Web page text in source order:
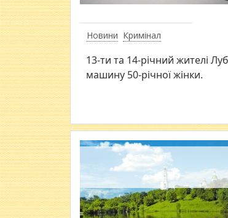
Новини Кримінал
13-ти та 14-річний жителі
машину 50-річної жінки.